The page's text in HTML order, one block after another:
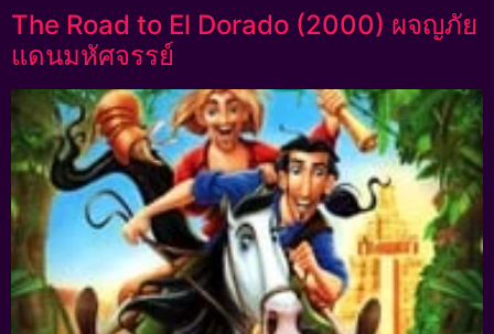
The Road to El Dorado (2000) ผจญภัย
แดนมหัศจรรย์